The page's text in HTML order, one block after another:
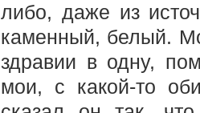
либо, даже из
каменный, белый.
здравии в одну,
мои, с какой-то